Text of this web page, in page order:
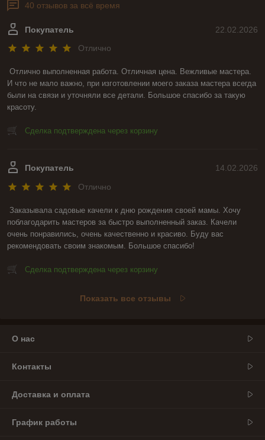
40 отзывов за всё время
22.02.2026
Покупатель
Отлично
Отлично выполненная работа. Отличная цена. Вежливые мастера.
И что не мало важно, при изготовлении моего заказа мастера всегда
были на связи и уточняли все детали. Большое спасибо за такую
красоту.
Сделка подтверждена через корзину
14.02.2026
Покупатель
Отлично
Заказывала садовые качели к дню рождения своей мамы. Хочу
поблагодарить мастеров за быстро выполненный заказ. Качели
очень понравились, очень качественно и красиво. Буду вас
рекомендовать своим знакомым. Большое спасибо!
Сделка подтверждена через корзину
Показать все отзывы
О нас
Контакты
Доставка и оплата
График работы